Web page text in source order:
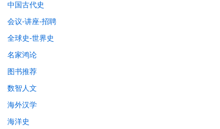
中国古代史
会议-讲座-招聘
全球史-世界史
名家鸿论
图书推荐
数智人文
海外汉学
海洋史